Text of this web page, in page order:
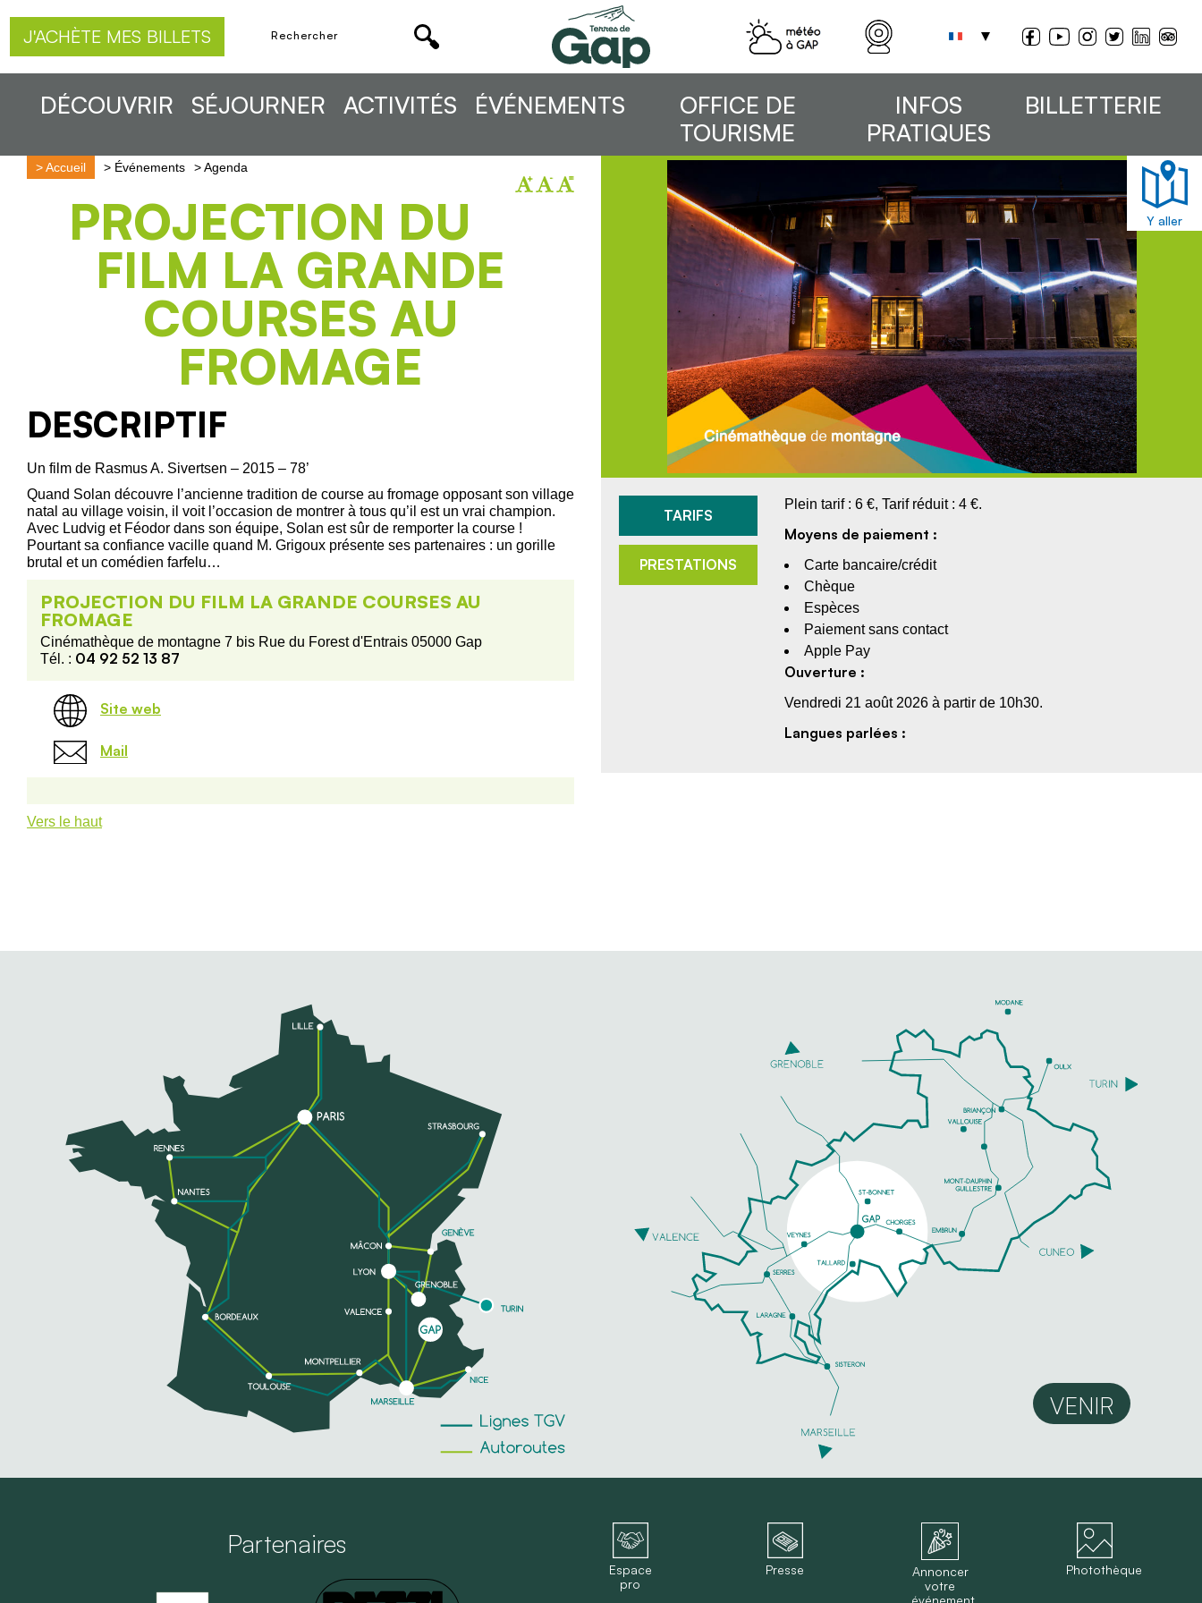
J'ACHÈTE MES BILLETS
DÉCOUVRIR SÉJOURNER ACTIVITÉS ÉVÉNEMENTS
OFFICE DE
TOURISME
INFOS
PRATIQUES
BILLETTERIE
>Accueil > Événements >Agenda
PROJECTION DU
FILM LA GRANDE
COURSES AU
FROMAGE
DESCRIPTIF
Un film de Rasmus A. Sivertsen – 2015 – 78’
Quand Solan découvre l’ancienne tradition de course au fromage opposant son village
natal au village voisin, il voit l’occasion de montrer à tous qu’il est un vrai champion.
Avec Ludvig et Féodor dans son équipe, Solan est sûr de remporter la course !
Pourtant sa confiance vacille quand M. Grigoux présente ses partenaires : un gorille
brutal et un comédien farfelu…
PROJECTION DU FILM LA GRANDE COURSES AU
FROMAGE
Cinémathèque de montagne 7 bis Rue du Forest d'Entrais 05000 Gap
Tél. : 04 92 52 13 87
Site web
Mail
Vers le haut
Y aller
TARIFS
PRESTATIONS
Plein tarif : 6 €, Tarif réduit : 4 €.
Moyens de paiement :
Carte bancaire/crédit
Chèque
Espèces
Paiement sans contact
Apple Pay
Ouverture :
Vendredi 21 août 2026 à partir de 10h30.
Langues parlées :
VENIR
Partenaires
Espace
pro
Presse
Annoncer
votre
Photothèque